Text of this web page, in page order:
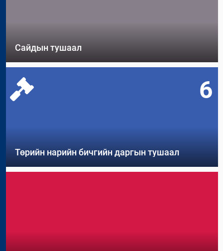
Сайдын тушаал
Төрийн нарийн бичгийн даргын тушаал
6